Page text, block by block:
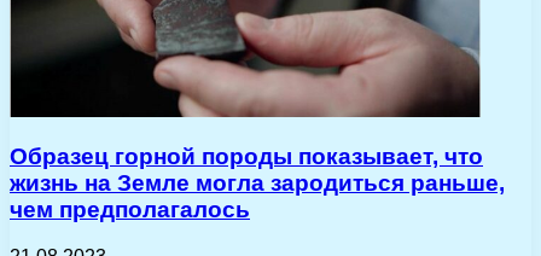
Образец горной породы показывает, что
жизнь на Земле могла зародиться раньше,
чем предполагалось